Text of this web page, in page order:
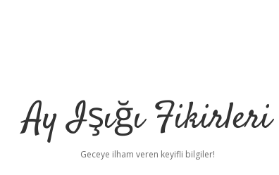
Ay Işığı Fikirleri
Geceye ilham veren keyifli bilgiler!